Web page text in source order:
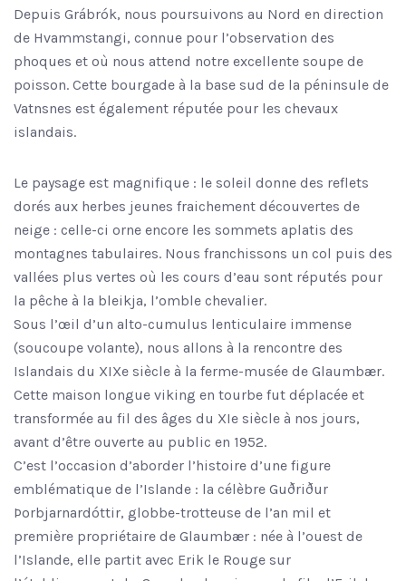
Depuis Grábrók, nous poursuivons au Nord en direction
de Hvammstangi, connue pour l’observation des
phoques et où nous attend notre excellente soupe de
poisson. Cette bourgade à la base sud de la péninsule de
Vatnsnes est également réputée pour les chevaux
islandais.
Le paysage est magnifique : le soleil donne des reflets
dorés aux herbes jeunes fraichement découvertes de
neige : celle-ci orne encore les sommets aplatis des
montagnes tabulaires. Nous franchissons un col puis des
vallées plus vertes où les cours d’eau sont réputés pour
la pêche à la bleikja, l’omble chevalier.
Sous l’œil d’un alto-cumulus lenticulaire immense
(soucoupe volante), nous allons à la rencontre des
Islandais du XIXe siècle à la ferme-musée de Glaumbær.
Cette maison longue viking en tourbe fut déplacée et
transformée au fil des âges du XIe siècle à nos jours,
avant d’être ouverte au public en 1952.
C’est l’occasion d’aborder l’histoire d’une figure
emblématique de l’Islande : la célèbre Guðriður
Þorbjarnardóttir, globbe-trotteuse de l’an mil et
première propriétaire de Glaumbær : née à l’ouest de
l’Islande, elle partit avec Erik le Rouge sur